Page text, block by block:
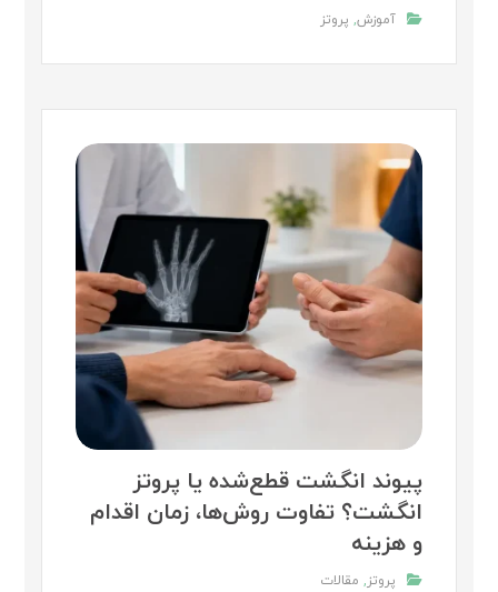
آموزش, پروتز
پیوند انگشت قطع‌شده یا پروتز
انگشت؟ تفاوت روش‌ها، زمان اقدام
و هزینه
پروتز, مقالات